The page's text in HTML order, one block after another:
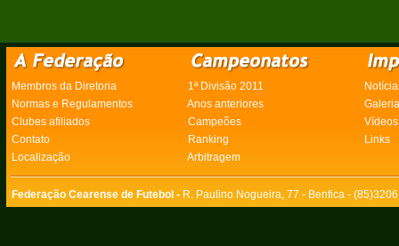
Membros da Diretoria 1ª Divisão 2011
Normas e Regulamentos
Anos anteriores
Clubes afiliados
Campeões
Vídeos
Contato
Ranking
Links
Localização
Arbitragem
Federação Cearense de Futebol - R. Paulino Nogueira, 77 - Benfica -